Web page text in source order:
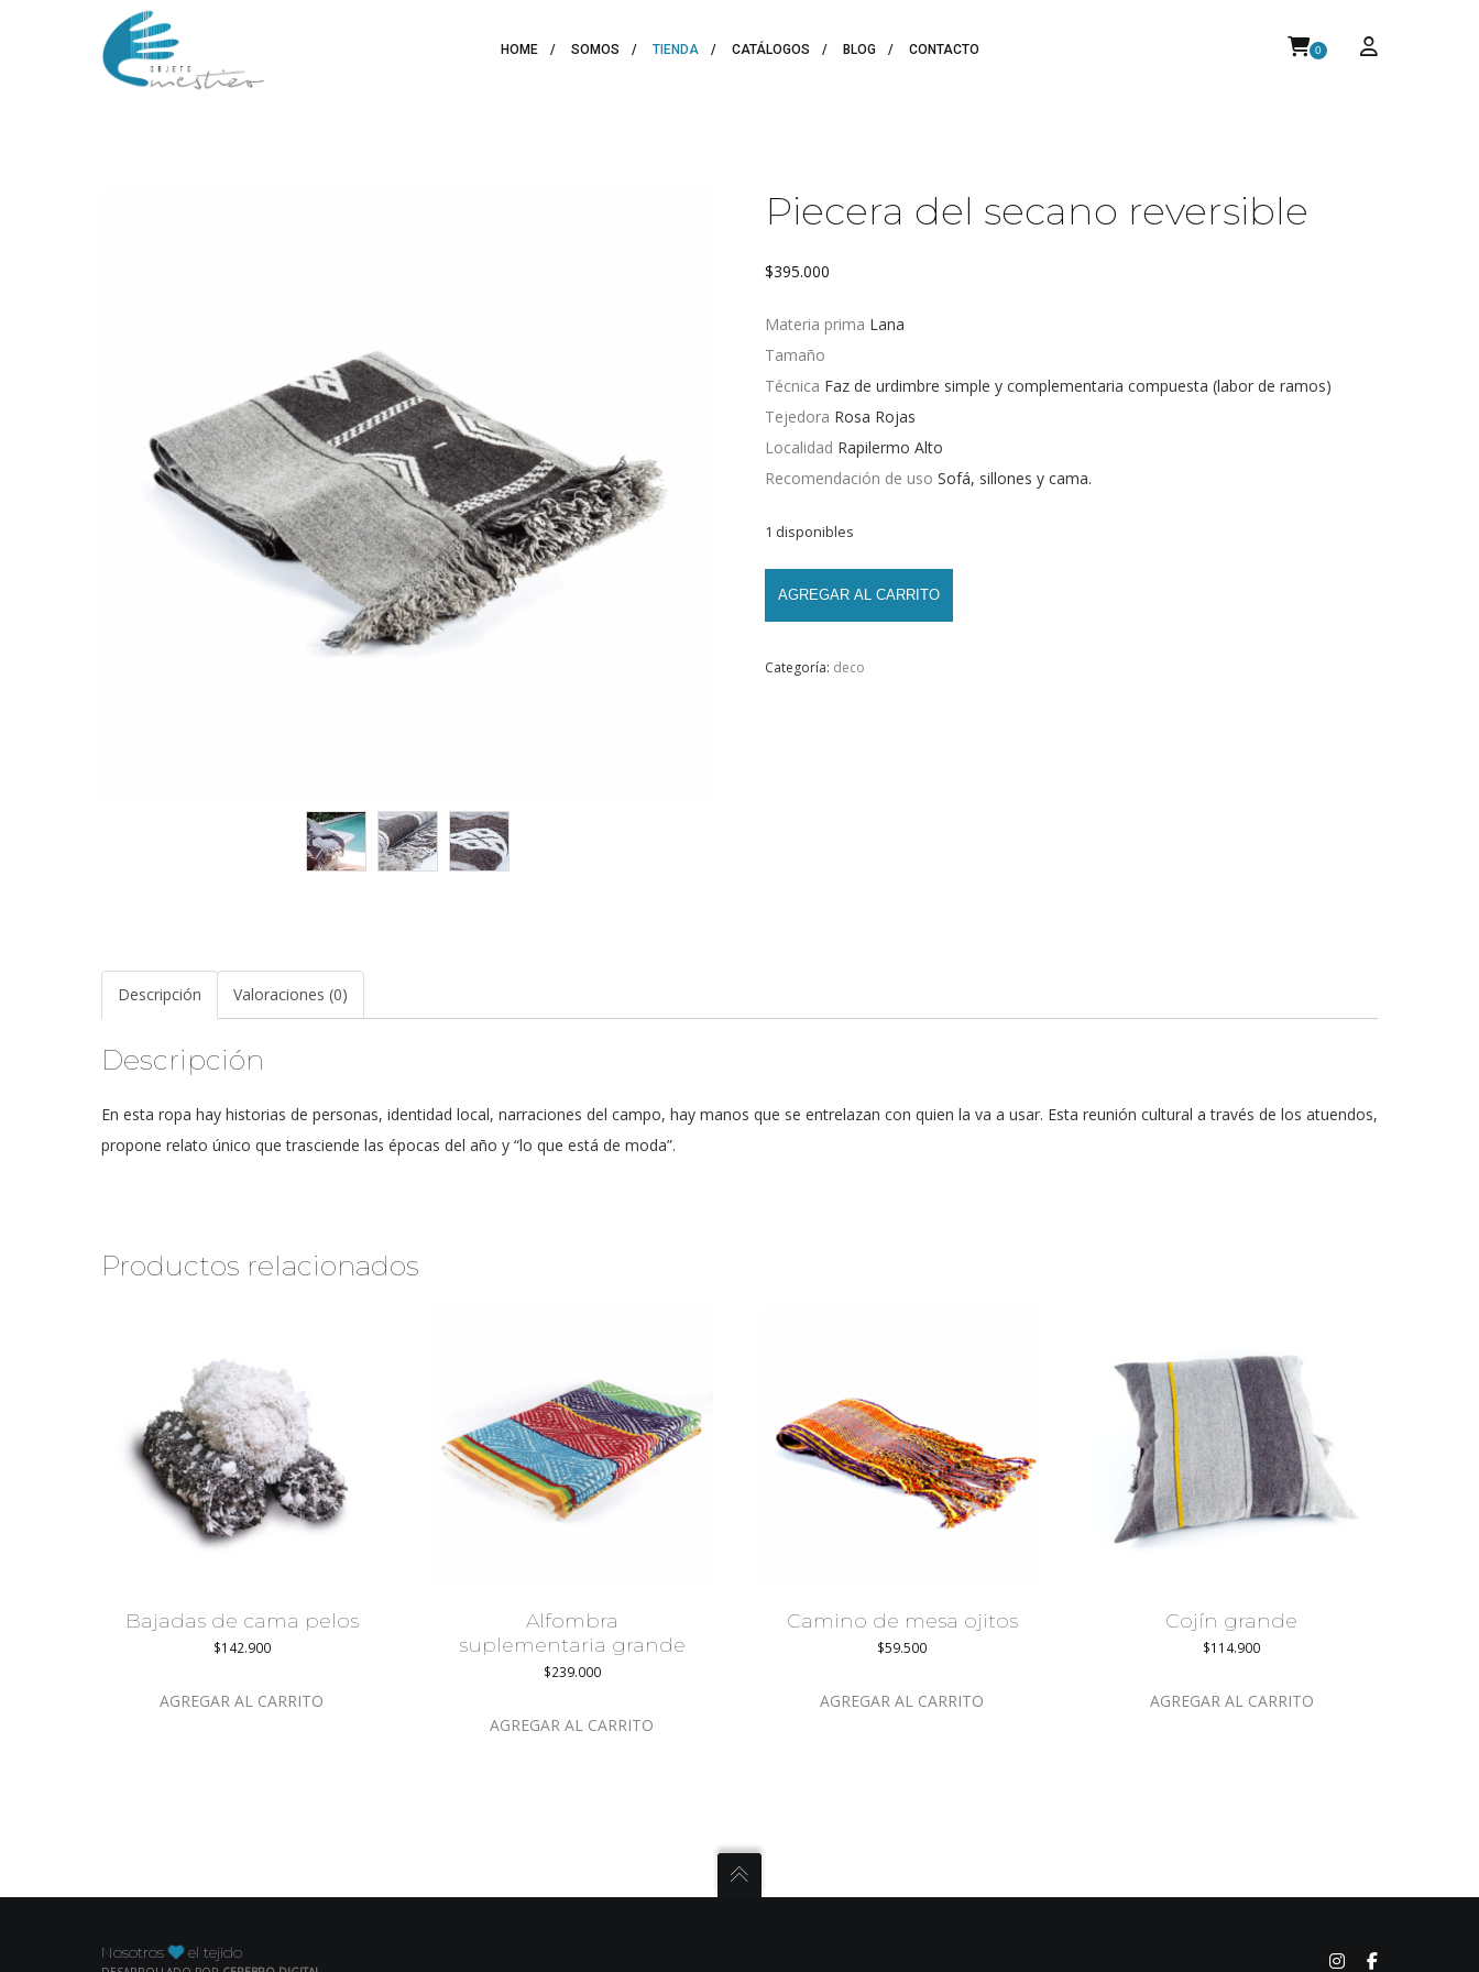
HOME SOMOS TIENDA CATÁLOGOS BLOG CONTACTO 0
Piecera del secano reversible
$395.000
Materia prima Lana
Tamaño
Técnica Faz de urdimbre simple y complementaria compuesta (labor de ramos)
Tejedora Rosa Rojas
Localidad Rapilermo Alto
Recomendación de uso Sofá, sillones y cama.
1 disponibles
AGREGAR AL CARRITO
Categoría: deco
Descripción Valoraciones (0)
Descripción
En esta ropa hay historias de personas, identidad local, narraciones del campo, hay manos que se entrelazan con quien la va a usar. Esta reunión cultural a través de los atuendos,
propone relato único que trasciende las épocas del año y “lo que está de moda”.
Productos relacionados
Bajadas de cama pelos
$142.900
AGREGAR AL CARRITO
Alfombra
suplementaria grande
$239.000
AGREGAR AL CARRITO
Camino de mesa ojitos
$59.500
AGREGAR AL CARRITO
Cojín grande
$114.900
AGREGAR AL CARRITO
Nosotros el tejido